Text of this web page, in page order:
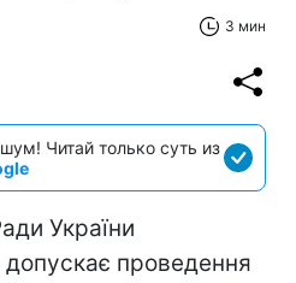
3 мин
Читай только суть из
України
проведення